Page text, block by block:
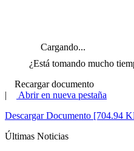
Cargando...
¿Está tomando mucho
Recargar documento
|
Abrir en nueva pestaña
Descargar Documento [704.94
Últimas Noticias